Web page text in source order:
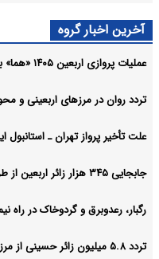
آخرین اخبار گروه
عملیات پروازی اربعین ۱۴۰۵ «هما» با جابه‌جایی بیش از ۳۱ هزار زائر پایان یافت
تردد روان در مرزهای اربعینی و
علت تأخیر پرواز تهران ـ استانبول
جابجایی ۳۴۵ هزار زائر اربعین از طریق شبکه ریلی کشور
رگبار، رعدوبرق و گردوخاک در راه
تردد ۵.۸ میلیون زائر